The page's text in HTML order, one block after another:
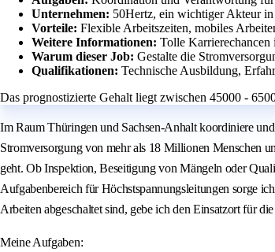
Unternehmen: 50Hertz, ein wichtiger Akteur
Vorteile: Flexible Arbeitszeiten, mobiles
Weitere Informationen: Tolle
Warum dieser Job: Gestalte die
Qualifikationen: Technische Ausbildung,
Das prognostizierte Gehalt liegt zwischen 45000 -
Im Raum Thüringen und Sachsen-Anhalt koordiniere
Stromversorgung von mehr als 18 Millionen Menschen
geht. Ob Inspektion, Beseitigung von Mängeln oder
Aufgabenbereich für Höchstspannungsleitungen sorge
Arbeiten abgeschaltet sind, gebe ich den Einsatzort für
Meine Aufgaben: